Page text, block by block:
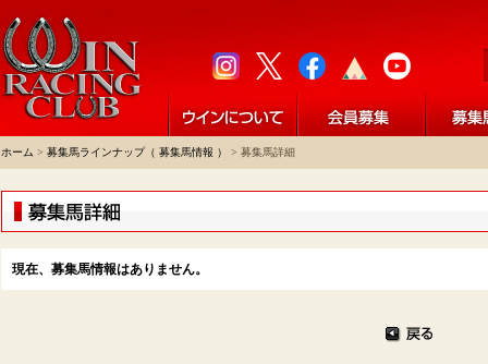
ホーム > 募集馬ラインナップ（ 募集馬情報 ） > 募集馬詳細
現在、募集馬情報はありません。